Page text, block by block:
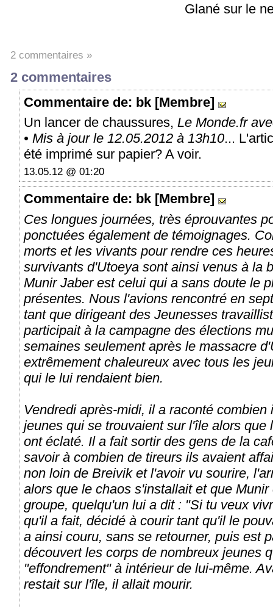
Glané sur le
2 commentaires »
2 commentaires
Commentaire de: bk [Membre]
Un lancer de chaussures,Le Monde.fr
• Mis à jour le 12.05.2012 à 13h10...
été imprimé sur papier? A voir.
13.05.12 @ 01:20
Commentaire de: bk [Membre]
Ces longues journées, très éprouvantes
ponctuées également de témoignages.
morts et les vivants pour rendre ces
survivants d'Utoeya sont ainsi venus à la
Munir Jaber est celui qui a sans doute le
présentes. Nous l'avions rencontré en
tant que dirigeant des Jeunesses
participait à la campagne des élections
semaines seulement après le massacre
extrêmement chaleureux avec tous les
qui le lui rendaient bien.
Vendredi après-midi, il a raconté
jeunes qui se trouvaient sur l'île alors que
ont éclaté. Il a fait sortir des gens de la
savoir à combien de tireurs ils avaient
non loin de Breivik et l'avoir vu sourire,
alors que le chaos s'installait et que
groupe, quelqu'un lui a dit : "Si tu veux
qu'il a fait, décidé à courir tant qu'il le
a ainsi couru, sans se retourner, puis est
découvert les corps de nombreux jeunes
"effondrement" à intérieur de lui-même.
restait sur l'île, il allait mourir.